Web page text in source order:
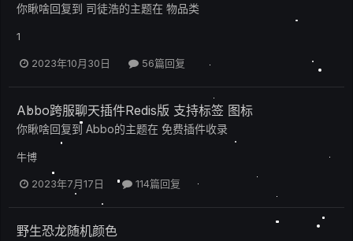
你瞅啥回复到 司徒浩的主题在 物品类
1
2023年10月30日 56篇回复
Abbo跨服聊天插件Redis版 支持标签 图标
你瞅啥回复到 Abbo的主题在 免费插件收录
牛博
2023年7月17日 114篇回复
野生恐龙随机颜色